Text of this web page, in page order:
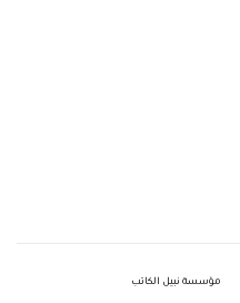
مؤسسة نبيل الكاتب